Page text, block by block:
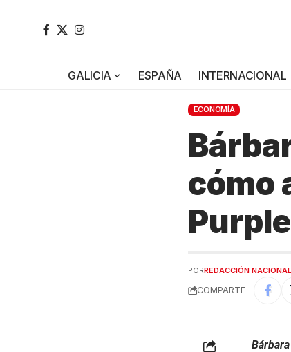
GALICIA ESPAÑA INTERNACIONAL
ECONOMÍA
cómo
PORREDACCIÓN NACIONAL
COMPARTE